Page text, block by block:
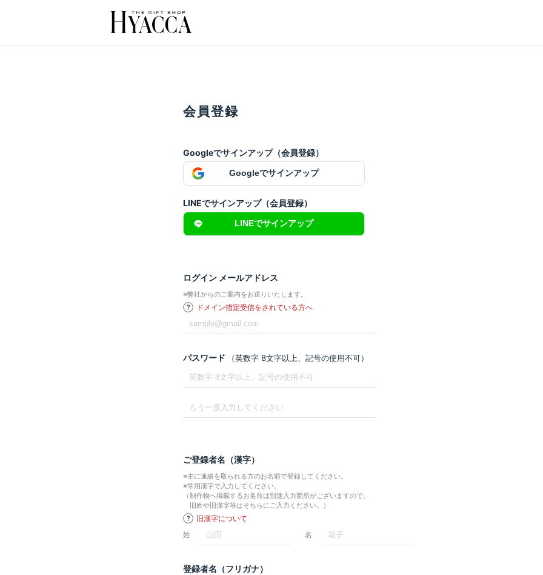
会員登録
Googleでサインアップ（会員登録）
Googleでサインアップ
LINEでサインアップ（会員登録）
LINEでサインアップ
ログイン メールアドレス
※弊社からのご案内をお送りいたします。
ドメイン指定受信をされている方へ
パスワード （英数字 8文字以上、記号の使用不可）
ご登録者名（漢字）
※主に連絡を取られる方のお名前で登録してください。
※常用漢字で入力してください。
（制作物へ掲載するお名前は別途入力箇所がございますので、
旧姓や旧漢字等はそちらにご入力ください。）
旧漢字について
姓
名
登録者名（フリガナ）